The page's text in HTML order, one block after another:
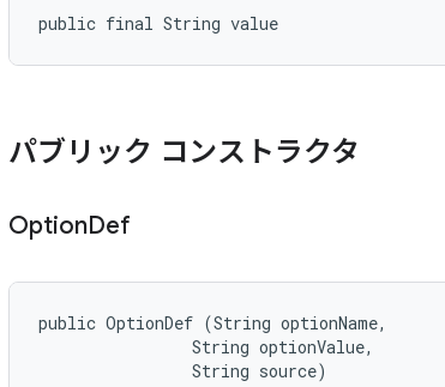
public final String value
パブリック コンストラクタ
OptionDef
public OptionDef (String optionName,
                String optionValue,
                String source)